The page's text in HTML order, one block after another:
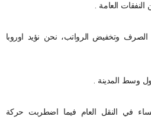
العامة .
وتخفيض الرواتب، نحن نؤيد اوروبا
وسط المدينة .
في النقل العام فيما اضطربت حركة